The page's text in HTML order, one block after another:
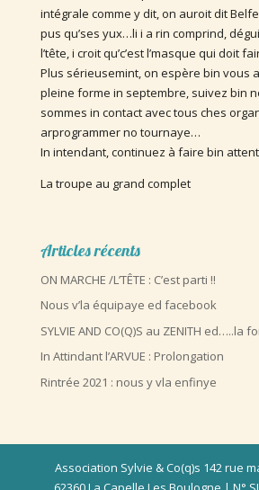
intégrale comme y dit, on auroit dit
pus qu’ses yux…li i a rin comprind,
l’tête, i croit qu’c’est l’masque qui doit
Plus sérieusemint, on espère bin vous
pleine forme in septembre, suivez bin
sommes in contact avec tous ches
arprogrammer no tournaye…
In intendant, continuez à faire bin
La troupe au grand complet
Articles récents
ON MARCHE /L’TÊTE : C’est parti !!
Nous v’la équipaye ed facebook
SYLVIE AND CO(Q)S au ZENITH ed…..la
In Attindant l’ARVUE : Prolongation
Rintrée 2021 : nous y vla enfinye
Association Sylvie & Co(q)s 142 rue